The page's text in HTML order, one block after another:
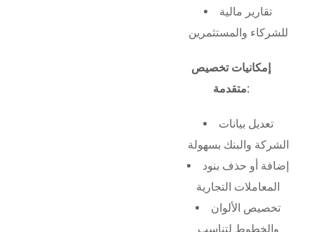
تقارير مالية
للشركاء والمستثمرين
إمكانيات تخصيص
متقدمة:
تعديل بيانات
الشركة والبنك بسهولة
إضافة أو حذف بنود
المعاملات التجارية
تخصيص الألوان
والخطوط لتناسب